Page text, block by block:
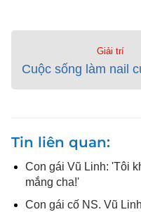
Giải trí
Cuộc sống làm nail
Tin liên quan
Con gái Vũ Linh: 'Tôi
mắng cha!'
Con gái cố NS. Vũ